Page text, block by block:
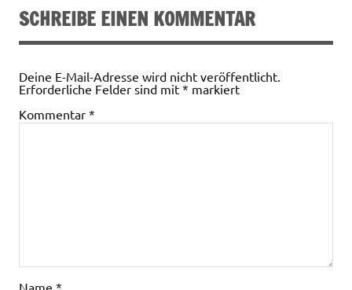
SCHREIBE EINEN KOMMENTAR
Deine E-Mail-Adresse wird nicht veröffentlicht.
Erforderliche Felder sind mit * markiert
Kommentar *